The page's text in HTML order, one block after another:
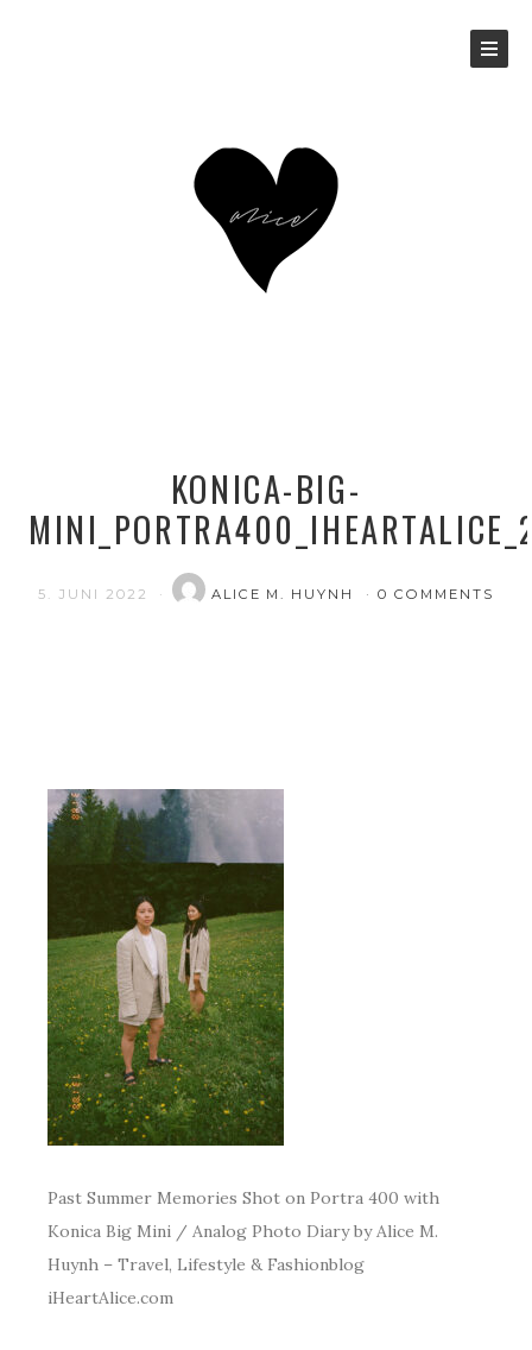
KONICA-BIG-
5. JUNI 2022 ALICE M. HUYNH 0 COMMENTS
Past Summer Memories Shot on Portra 400 with
Konica Big Mini / Analog Photo Diary by Alice M.
Huynh – Travel, Lifestyle & Fashionblog
iHeartAlice.com